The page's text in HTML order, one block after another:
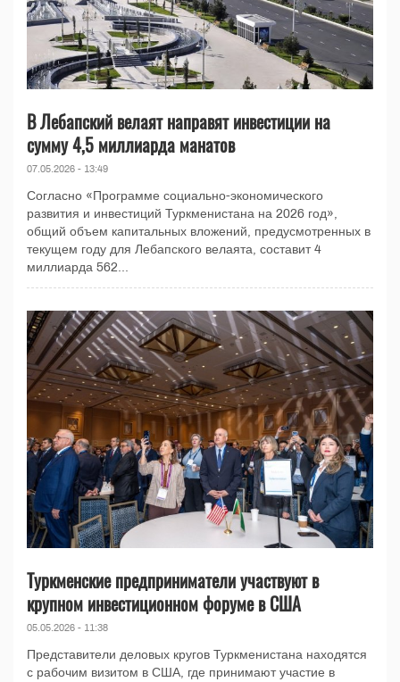
В Лебапский велаят направят инвестиции на
сумму 4,5 миллиарда манатов
07.05.2026 - 13:49
Согласно «Программе социально-экономического
развития и инвестиций Туркменистана на 2026 год»,
общий объем капитальных вложений, предусмотренных в
текущем году для Лебапского велаята, составит 4
миллиарда 562...
Туркменские предприниматели участвуют в
крупном инвестиционном форуме в США
05.05.2026 - 11:38
Представители деловых кругов Туркменистана находятся
с рабочим визитом в США, где принимают участие в